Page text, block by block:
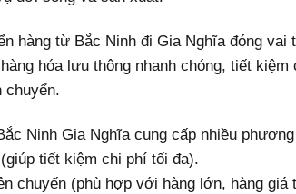
hàng từ Bắc Ninh đi Gia Nghĩa đóng vai
hóa lưu thông nhanh chóng, tiết
chuyển.
Ninh Gia Nghĩa cung cấp nhiều
tiết kiệm chi phí tối đa).
chuyến (phù hợp với hàng lớn, hàng giá